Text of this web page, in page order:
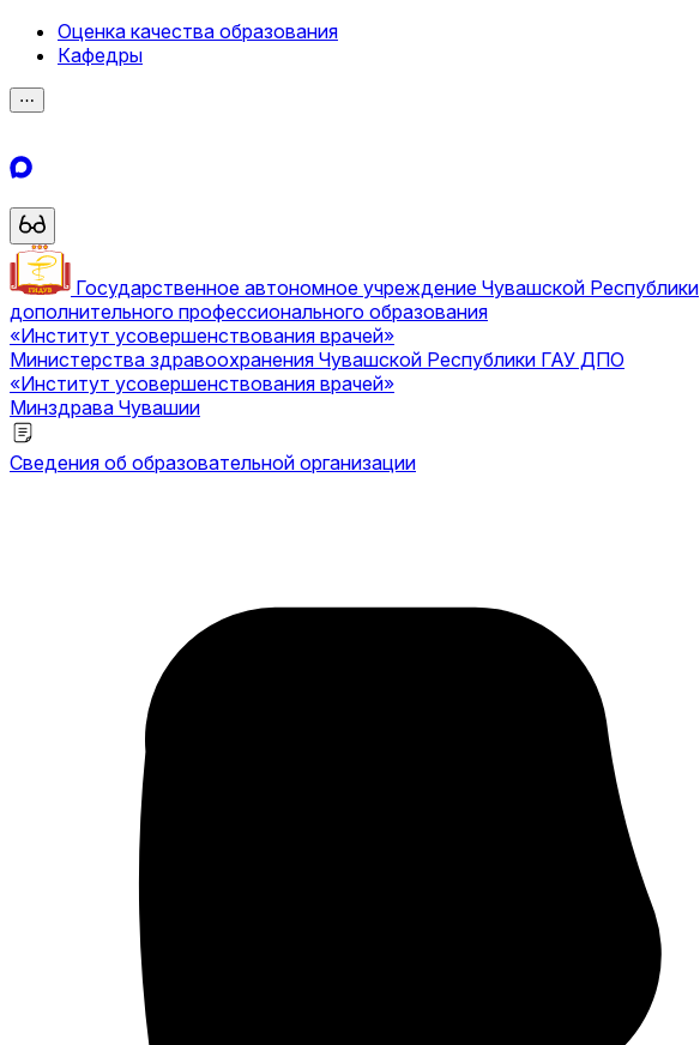
Оценка качества образования
Кафедры
⋯
Государственное автономное учреждение Чувашской Республики
дополнительного профессионального образования
«Институт усовершенствования врачей»
Министерства здравоохранения Чувашской Республики ГАУ ДПО
«Институт усовершенствования врачей»
Минздрава Чувашии
Сведения об образовательной организации